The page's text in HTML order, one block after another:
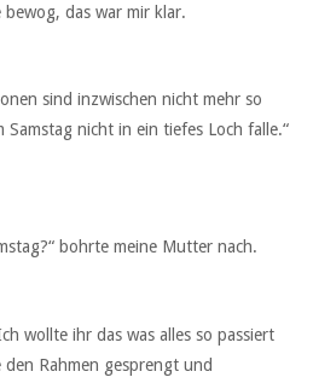
das war mir klar.
sind inzwischen nicht mehr so
nicht in ein tiefes Loch falle.“
bohrte meine Mutter nach.
wollte ihr das was alles so passiert
Rahmen gesprengt und